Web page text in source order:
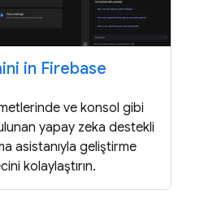
in Firebase
ve konsol gibi
yapay zeka destekli
asistanıyla geliştirme
kolaylaştırın.